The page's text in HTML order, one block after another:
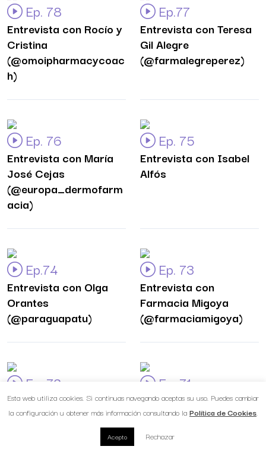
Ep. 78
Entrevista con Rocío y
Cristina
(@omoipharmacycoac
h)
Ep.77
Entrevista con Teresa
Gil Alegre
(@farmalegreperez)
Ep. 76
Entrevista con María
José Cejas
(@europa_dermofarm
acia)
Ep. 75
Entrevista con Isabel
Alfós
Ep.74
Entrevista con Olga
Orantes
(@paraguapatu)
Ep. 73
Entrevista con
Farmacia Migoya
(@farmaciamigoya)
Ep. 72
Entrevista con Anna
Codina
(@anna_codina_cosm
Ep. 71
Entrevista con Curro
Abad (@curroabad)
Esta web utiliza cookies. Si continuas navegando aceptas su uso. Puedes cambiar
la configuración u obtener más información consultando la Política de Cookies.
Acepto Rechazar